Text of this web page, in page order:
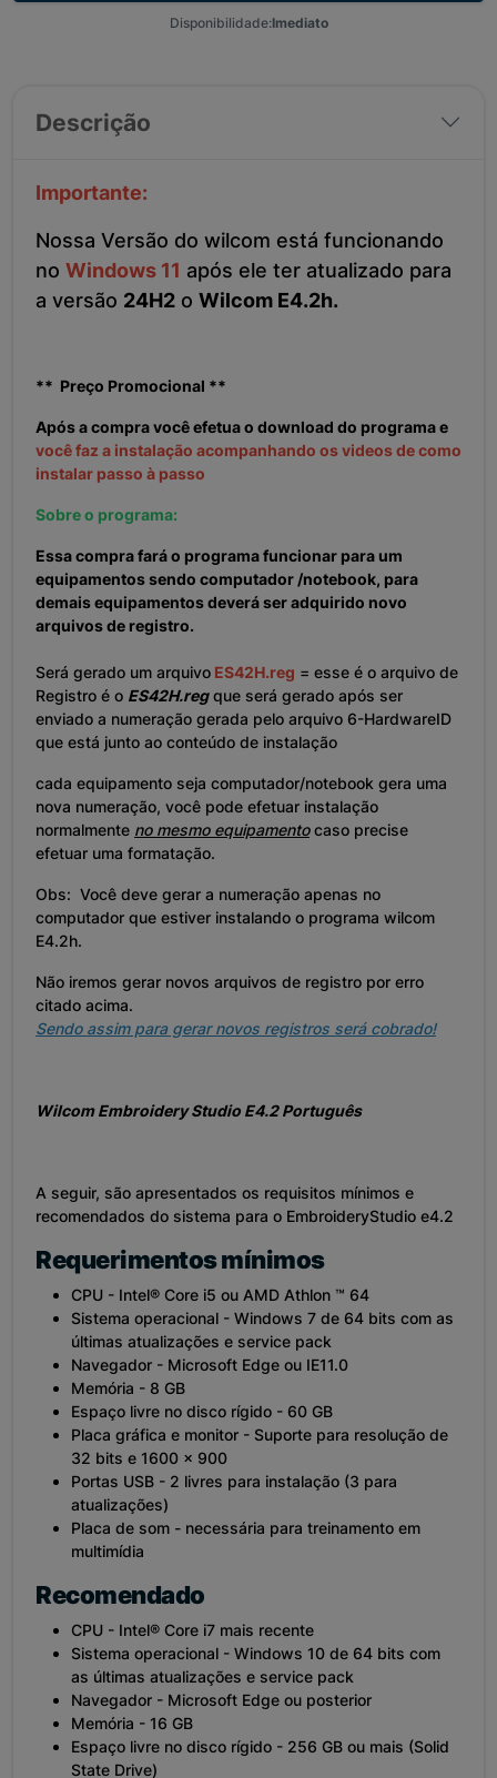
Disponibilidade:Imediato
Descrição
Importante:
Nossa Versão do wilcom está funcionando
no Windows 11 após ele ter atualizado para
a versão 24H2 o Wilcom E4.2h.
** Preço Promocional **
Após a compra você efetua o download do programa e
você faz a instalação acompanhando os videos de como
instalar passo à passo
Sobre o programa:
Essa compra fará o programa funcionar para um
equipamentos sendo computador /notebook, para
demais equipamentos deverá ser adquirido novo
arquivos de registro.
Será gerado um arquivo ES42H.reg = esse é o arquivo de
Registro é o ES42H.regque será gerado após ser
enviado a numeração gerada pelo arquivo 6-HardwareID
que está junto ao conteúdo de instalação
cada equipamento seja computador/notebook gera uma
nova numeração, você pode efetuar instalação
normalmente no mesmo equipamento caso precise
efetuar uma formatação.
Obs: Você deve gerar a numeração apenas no
computador que estiver instalando o programa wilcom
E4.2h.
Não iremos gerar novos arquivos de registro por erro
citado acima.
Sendo assim para gerar novos registros será cobrado!
Wilcom Embroidery Studio E4.2 Português
A seguir, são apresentados os requisitos mínimos e
recomendados do sistema para o EmbroideryStudio e4.2
Requerimentos mínimos
CPU - Intel® Core i5 ou AMD Athlon ™ 64
Sistema operacional - Windows 7 de 64 bits com as
últimas atualizações e service pack
Navegador - Microsoft Edge ou IE11.0
Memória - 8 GB
Espaço livre no disco rígido - 60 GB
Placa gráfica e monitor - Suporte para resolução de
32 bits e 1600 x 900
Portas USB - 2 livres para instalação (3 para
atualizações)
Placa de som - necessária para treinamento em
multimídia
Recomendado
CPU - Intel® Core i7 mais recente
Sistema operacional - Windows 10 de 64 bits com
as últimas atualizações e service pack
Navegador - Microsoft Edge ou posterior
Memória - 16 GB
Espaço livre no disco rígido - 256 GB ou mais (Solid
State Drive)